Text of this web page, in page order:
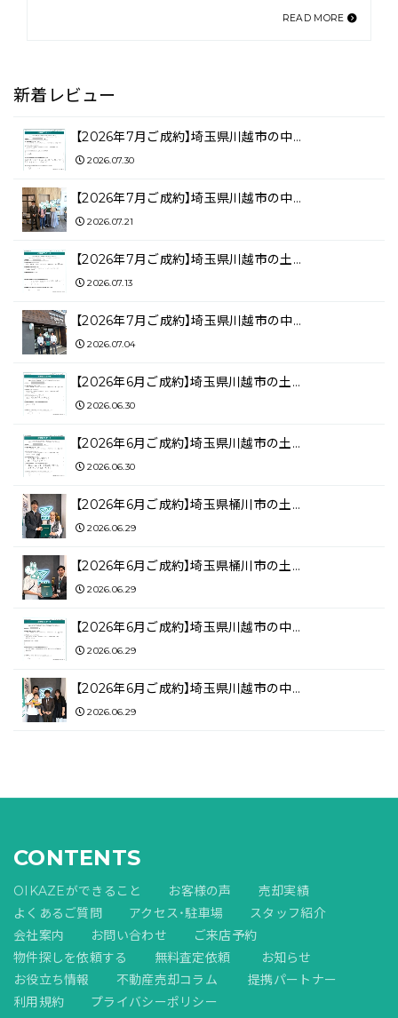
READ MORE
新着レビュー
【2026年7月ご成約】埼玉県川越市の中…
2026.07.30
【2026年7月ご成約】埼玉県川越市の中…
2026.07.21
【2026年7月ご成約】埼玉県川越市の土…
2026.07.13
【2026年7月ご成約】埼玉県川越市の中…
2026.07.04
【2026年6月ご成約】埼玉県川越市の土…
2026.06.30
【2026年6月ご成約】埼玉県川越市の土…
2026.06.30
【2026年6月ご成約】埼玉県桶川市の土…
2026.06.29
【2026年6月ご成約】埼玉県桶川市の土…
2026.06.29
【2026年6月ご成約】埼玉県川越市の中…
2026.06.29
【2026年6月ご成約】埼玉県川越市の中…
2026.06.29
CONTENTS
OIKAZEができること お客様の声
売却実績
よくあるご質問
アクセス・駐車場
スタッフ紹介
会社案内
お問い合わせ
ご来店予約
物件探しを依頼する
無料査定依頼
お知らせ
お役立ち情報
不動産売却コラム
提携パートナー
利用規約
プライバシーポリシー